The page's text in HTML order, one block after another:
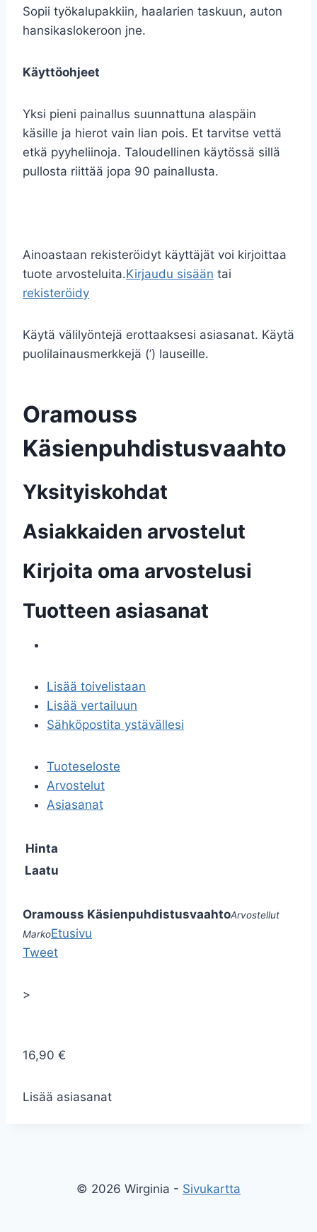
Sopii työkalupakkiin, haalarien taskuun, auton
hansikaslokeroon jne.
Käyttöohjeet
Yksi pieni painallus suunnattuna alaspäin
käsille ja hierot vain lian pois. Et tarvitse vettä
etkä pyyheliinoja. Taloudellinen käytössä sillä
pullosta riittää jopa 90 painallusta.
Ainoastaan rekisteröidyt käyttäjät voi kirjoittaa
tuote arvosteluita.Kirjaudu sisään tai
rekisteröidy
Käytä välilyöntejä erottaaksesi asiasanat. Käytä
puolilainausmerkkejä (’) lauseille.
Oramouss
Käsienpuhdistusvaahto
Yksityiskohdat
Asiakkaiden arvostelut
Kirjoita oma arvostelusi
Tuotteen asiasanat
Lisää toivelistaan
Lisää vertailuun
Sähköpostita ystävällesi
Tuoteseloste
Arvostelut
Asiasanat
Hinta
Laatu
Oramouss KäsienpuhdistusvaahtoArvostellut
MarkoEtusivu
Tweet
>
16,90 €
Lisää asiasanat
© 2026 Wirginia - Sivukartta